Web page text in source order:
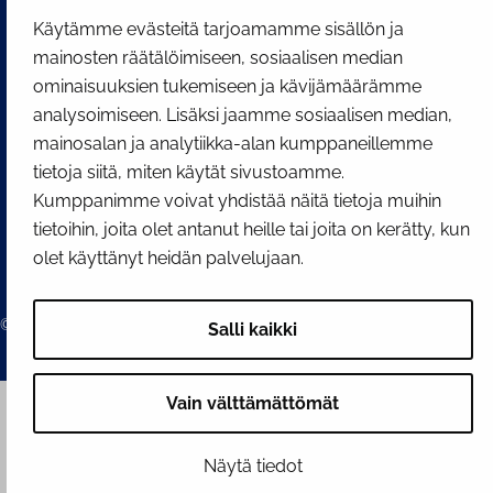
Käytämme evästeitä tarjoamamme sisällön ja
mainosten räätälöimiseen, sosiaalisen median
ominaisuuksien tukemiseen ja kävijämäärämme
analysoimiseen. Lisäksi jaamme sosiaalisen median,
mainosalan ja analytiikka-alan kumppaneillemme
tietoja siitä, miten käytät sivustoamme.
Kumppanimme voivat yhdistää näitä tietoja muihin
tietoihin, joita olet antanut heille tai joita on kerätty, kun
olet käyttänyt heidän palvelujaan.
Salli kaikki
Vain välttämättömät
Näytä tiedot
© 2026 Tornion kaupunki